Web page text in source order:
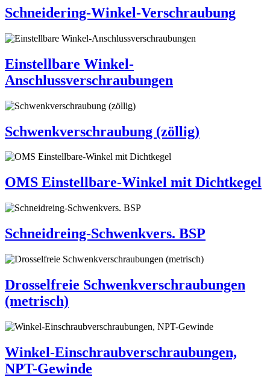
Schneidering-Winkel-Verschraubung
Einstellbare Winkel-
Anschlussverschraubungen
Schwenkverschraubung (zöllig)
OMS Einstellbare-Winkel mit Dichtkegel
Schneidreing-Schwenkvers. BSP
Drosselfreie Schwenkverschraubungen
(metrisch)
Winkel-Einschraubverschraubungen,
NPT-Gewinde